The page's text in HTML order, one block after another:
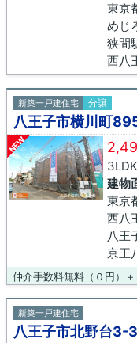
東京
狭間
新築一戸建住宅 分譲
NEW
3LDK
建物
東京
八王
新築一戸建住宅